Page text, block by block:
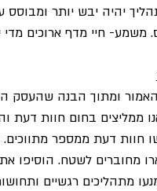
יהיה יבש יותר ומבוסס
משמע- חיי מדף ארוכים
ומתוך הבנה שהעסק
ממליצים בחום חוות דעת
חוות דעת ממספר
מחוברים לשטח. הוסיפו
מתהליכים רגשיים